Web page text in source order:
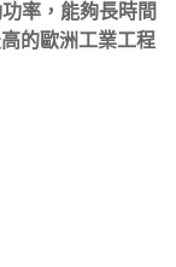
率，能夠長時間
的歐洲工業工程